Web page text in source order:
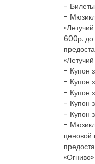
-
- Мюзикл
600р. до
- Купон
- Купон
- Купон
- Купон
- Купон
- Мюзикл
ценовой